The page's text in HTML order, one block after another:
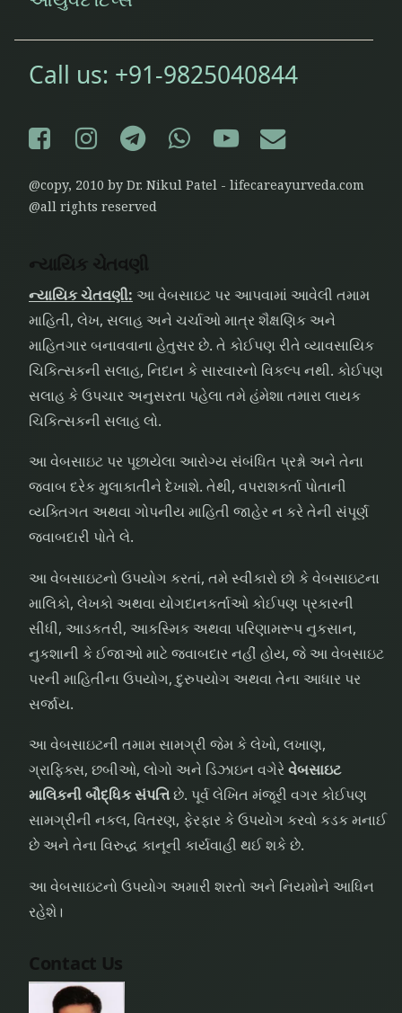
Call us: +91-9825040844
Facebook
Instagram
Telegram
WhatsApp
YouTube
E-mail
@copy, 2010 by Dr. Nikul Patel - lifecareayurveda.com
@all rights reserved
ન્યાયિક ચેતવણી
ન્યાયિક ચેતવણી: આ વેબસાઇટ પર આપવામાં આવેલી તમામ
માહિતી, લેખ, સલાહ અને ચર્ચાઓ માત્ર શૈક્ષણિક અને
માહિતગાર બનાવવાના હેતુસર છે. તે કોઈપણ રીતે વ્યાવસાયિક
ચિકિત્સકની સલાહ, નિદાન કે સારવારનો વિકલ્પ નથી. કોઈપણ
સલાહ કે ઉપચાર અનુસરતા પહેલા તમે હંમેશા તમારા લાયક
ચિકિત્સકની સલાહ લો.
આ વેબસાઇટ પર પૂછાયેલા આરોગ્ય સંબંધિત પ્રશ્નો અને તેના
જવાબ દરેક મુલાકાતીને દેખાશે. તેથી, વપરાશકર્તા પોતાની
વ્યક્તિગત અથવા ગોપનીય માહિતી જાહેર ન કરે તેની સંપૂર્ણ
જવાબદારી પોતે લે.
આ વેબસાઇટનો ઉપયોગ કરતાં, તમે સ્વીકારો છો કે વેબસાઇટના
માલિકો, લેખકો અથવા યોગદાનકર્તાઓ કોઈપણ પ્રકારની
સીધી, આડકતરી, આકસ્મિક અથવા પરિણામરૂપ નુકસાન,
નુકશાની કે ઈજાઓ માટે જવાબદાર નહીં હોય, જે આ વેબસાઇટ
પરની માહિતીના ઉપયોગ, દુરુપયોગ અથવા તેના આધાર પર
સર્જાય.
આ વેબસાઇટની તમામ સામગ્રી જેમ કે લેખો, લખાણ,
ગ્રાફિક્સ, છબીઓ, લોગો અને ડિઝાઇન વગેરેવેબસાઇટ
માલિકની બૌદ્ધિક સંપત્તિછે. પૂર્વ લેખિત મંજૂરી વગર કોઈપણ
સામગ્રીની નકલ, વિતરણ, ફેરફાર કે ઉપયોગ કરવો કડક મનાઈ
છે અને તેના વિરુદ્ધ કાનૂની કાર્યવાહી થઈ શકે છે.
આ વેબસાઇટનો ઉપયોગ અમારી શરતો અને નિયમોને આધિન
રહેશે।
Contact Us